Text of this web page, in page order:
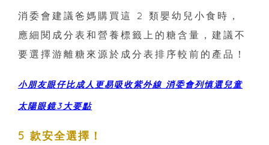
消委會建議爸媽購買這 2 類嬰幼兒小食時，
應細閱成分表和營養標籤上的糖含量，建議不
要選擇游離糖來源於成分表排序較前的產品！
小朋友眼仔比成人更易吸收紫外線 消委會列慎選兒童
太陽眼鏡3大要點
5 款安全選擇！